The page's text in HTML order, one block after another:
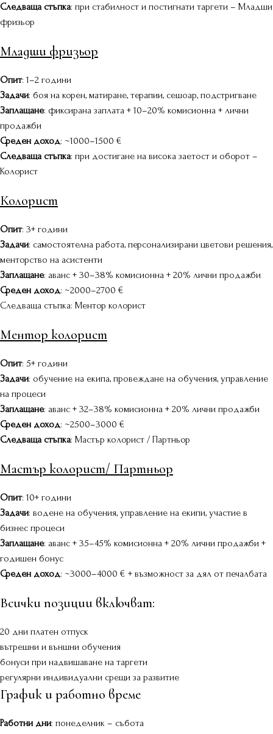
Следваща стъпка: при стабилност и постигнати таргети – Младши
фризьор
Младши фризьор
Опит: 1–2 години
Задачи: боя на корен, матиране, терапии, сешоар, подстригване
Заплащане: фиксирана заплата + 10–20% комисионна + лични
продажби
Среден доход: ~1000–1500 €
Следваща стъпка: при достигане на висока заетост и оборот –
Колорист
Колорист
Опит: 3+ години
Задачи: самостоятелна работа, персонализирани цветови решения,
менторство на асистенти
Заплащане: аванс + 30–38% комисионна + 20% лични продажби
Среден доход: ~2000–2700 €
Следваща стъпка: Ментор колорист
Ментор колорист
Опит: 5+ години
Задачи: обучение на екипа, провеждане на обучения, управление
на процеси
Заплащане: аванс + 32–38% комисионна + 20% лични продажби
Среден доход: ~2500–3000 €
Следваща стъпка: Мастър колорист / Партньор
Мастър колорист/ Партньор
Опит: 10+ години
Задачи: водене на обучения, управление на екипи, участие в
бизнес процеси
Заплащане: аванс + 35–45% комисионна + 20% лични продажби +
годишен бонус
Среден доход: ~3000–4000 € + възможност за дял от печалбата
Всички позиции включват:
20 дни платен отпуск
вътрешни и външни обучения
бонуси при надвишаване на таргети
регулярни индивидуални срещи за развитие
График и работно време
Работни дни: понеделник – събота